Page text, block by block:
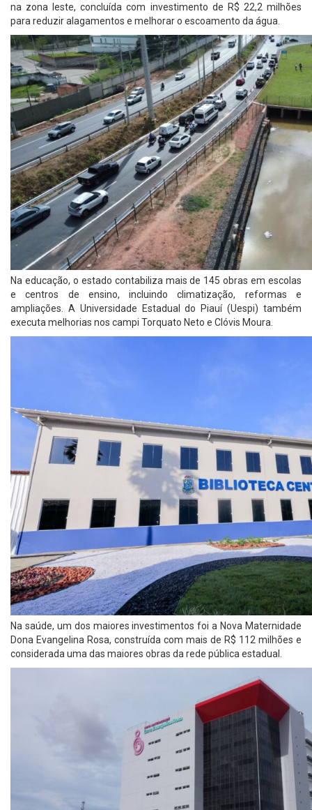
na zona leste, concluída com investimento de R$ 22,2 milhões
para reduzir alagamentos e melhorar o escoamento da água.
Na educação, o estado contabiliza mais de 145 obras em escolas
e centros de ensino, incluindo climatização, reformas e
ampliações. A Universidade Estadual do Piauí (Uespi) também
executa melhorias nos campi Torquato Neto e Clóvis Moura.
Na saúde, um dos maiores investimentos foi a Nova Maternidade
Dona Evangelina Rosa, construída com mais de R$ 112 milhões e
considerada uma das maiores obras da rede pública estadual.